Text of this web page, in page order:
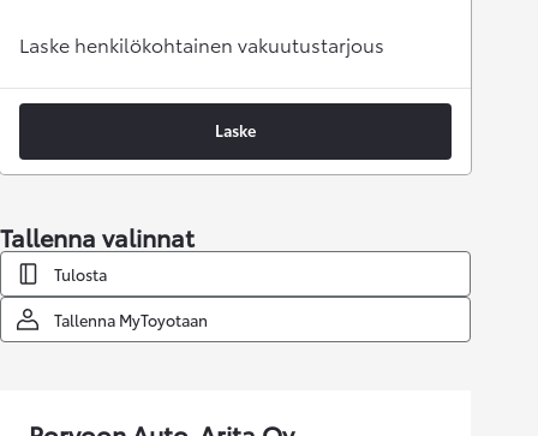
Laske henkilökohtainen vakuutustarjous
Laske
Tallenna valinnat
Tulosta
Tallenna MyToyotaan